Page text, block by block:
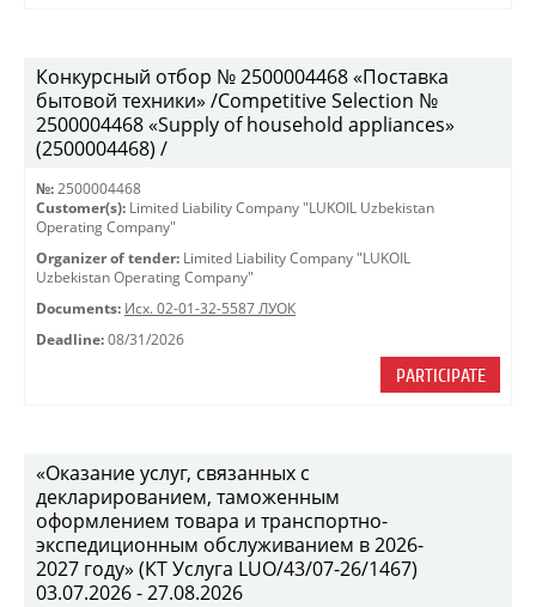
Конкурсный отбор № 2500004468 «Поставка
бытовой техники» /Competitive Selection №
2500004468 «Supply of household appliances»
(2500004468) /
№: 2500004468
Customer(s): Limited Liability Company "LUKOIL Uzbekistan
Operating Company"
Organizer of tender: Limited Liability Company "LUKOIL
Uzbekistan Operating Company"
Documents: Исх. 02-01-32-5587 ЛУОК
Deadline: 08/31/2026
PARTICIPATE
«Оказание услуг, связанных с
декларированием, таможенным
оформлением товара и транспортно-
экспедиционным обслуживанием в 2026-
2027 году» (КТ Услуга LUO/43/07-26/1467)
03.07.2026 - 27.08.2026